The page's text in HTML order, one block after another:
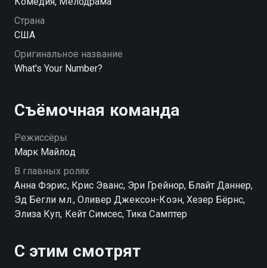
Страна
США
Оригинальное название
What's Your Number?
Съёмочная команда
Режиссёры
Марк Майлод
В главных ролях
Анна Фэрис, Крис Эванс, Эри Грейнор, Блайт Даннер,
Эд Бегли мл., Оливер Джексон-Коэн, Хезер Бёрнс,
Элиза Куп, Кейт Симсес, Тика Самптер
С этим смотрят